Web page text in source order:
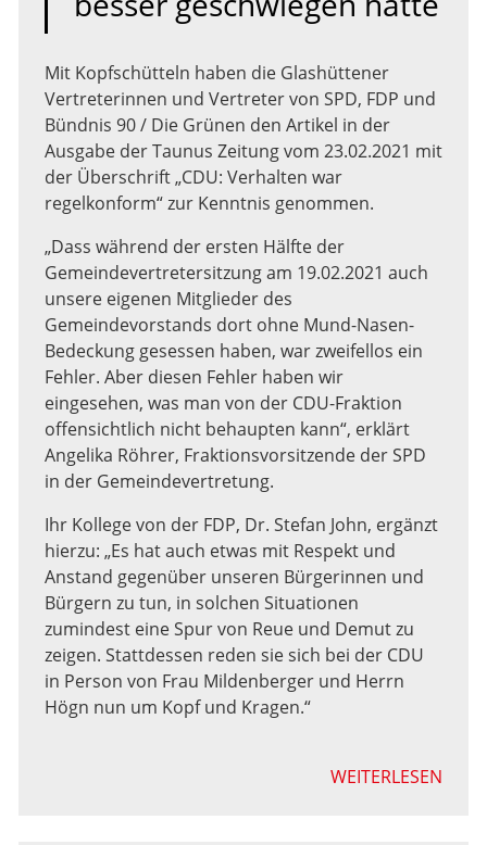
Mit Kopfschütteln haben die Glashüttener
Vertreterinnen und Vertreter von SPD, FDP und
Bündnis 90 / Die Grünen den Artikel in der
Ausgabe der Taunus Zeitung vom 23.02.2021 mit
der Überschrift „CDU: Verhalten war
regelkonform“ zur Kenntnis genommen.
„Dass während der ersten Hälfte der
Gemeindevertretersitzung am 19.02.2021 auch
unsere eigenen Mitglieder des
Gemeindevorstands dort ohne Mund-Nasen-
Bedeckung gesessen haben, war zweifellos ein
Fehler. Aber diesen Fehler haben wir
eingesehen, was man von der CDU-Fraktion
offensichtlich nicht behaupten kann“, erklärt
Angelika Röhrer, Fraktionsvorsitzende der SPD
in der Gemeindevertretung.
Ihr Kollege von der FDP, Dr. Stefan John, ergänzt
hierzu: „Es hat auch etwas mit Respekt und
Anstand gegenüber unseren Bürgerinnen und
Bürgern zu tun, in solchen Situationen
zumindest eine Spur von Reue und Demut zu
zeigen. Stattdessen reden sie sich bei der CDU
in Person von Frau Mildenberger und Herrn
Högn nun um Kopf und Kragen.“
WEITERLESEN